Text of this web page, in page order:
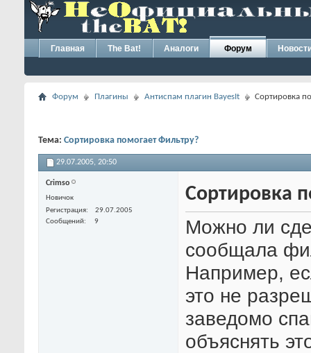
Главная The Bat! Аналоги Форум
Форум Плагины Антиспам плагин BayesIt Сортировка
Тема: Сортировка помогает Фильтру?
29.07.2005, 20:50
Crimso
Новичок
Регистрация
29.07.2005
Сообщений
9
Сортировка
Можно ли
сообщала
Например,
это не
заведомо
объяснять